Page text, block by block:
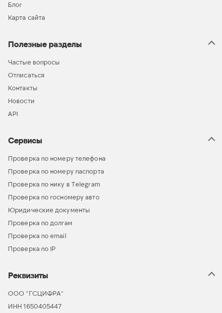
Блог
Карта сайта
Полезные разделы
Частые вопросы
Отписаться
Контакты
Новости
API
Сервисы
Проверка по номеру телефона
Проверка по номеру паспорта
Проверка по нику в Telegram
Проверка по госномеру авто
Юридические документы
Проверка по долгам
Проверка по email
Проверка по IP
Реквизиты
ООО “ГСЦИФРА”
ИНН 1650405447